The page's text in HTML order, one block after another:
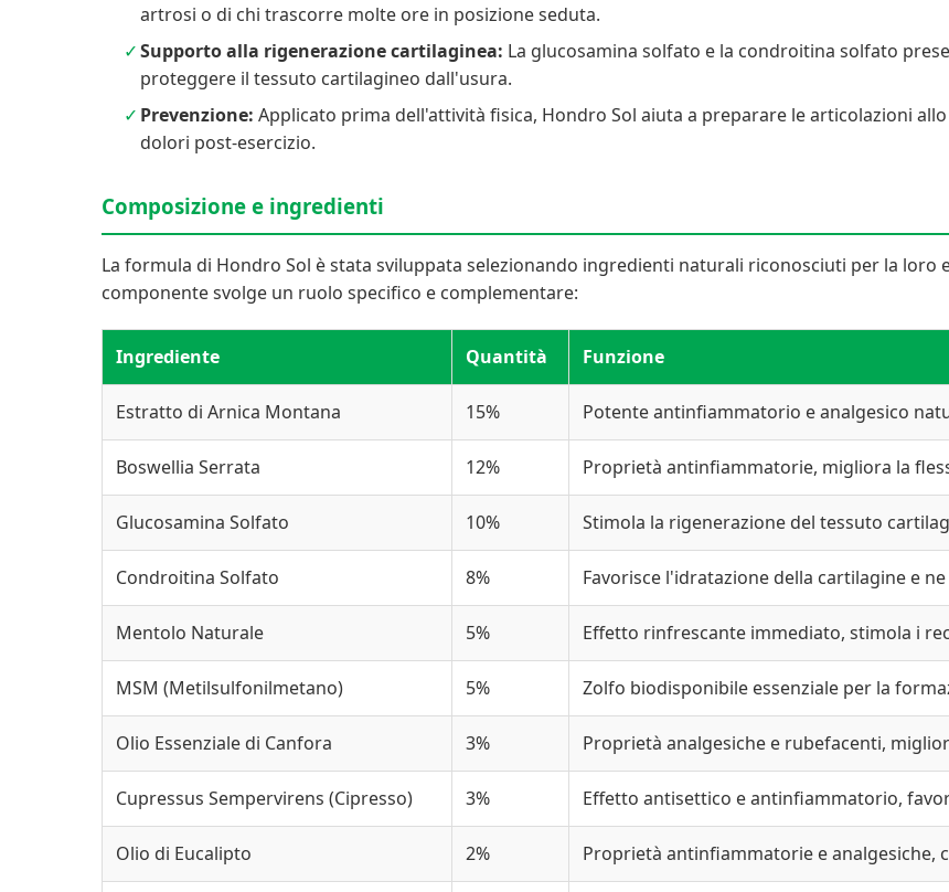
artrosi o di chi trascorre molte ore in posizione seduta.
Supporto alla rigenerazione cartilaginea: La glucosamina solfato e la condroitina solfato
proteggere il tessuto cartilagineo dall'usura.
Prevenzione: Applicato prima dell'attività fisica, Hondro Sol aiuta a preparare le articolazioni
dolori post-esercizio.
Composizione e ingredienti
La formula di Hondro Sol è stata sviluppata selezionando ingredienti naturali riconosciuti per la
componente svolge un ruolo specifico e complementare:
Ingrediente Quantità Funzione
Estratto di Arnica Montana 15% Potente antinfiammatorio e analgesico
Boswellia Serrata 12% Proprietà antinfiammatorie, migliora la
Glucosamina Solfato 10% Stimola la rigenerazione del tessuto
Condroitina Solfato 8% Favorisce l'idratazione della cartilagine e
Mentolo Naturale 5% Effetto rinfrescante immediato, stimola i
MSM (Metilsulfonilmetano) 5% Zolfo biodisponibile essenziale per la
Olio Essenziale di Canfora 3% Proprietà analgesiche e rubefacenti,
Cupressus Sempervirens (Cipresso) 3% Effetto antisettico e antinfiammatorio,
Olio di Eucalipto 2% Proprietà antinfiammatorie e analgesiche,